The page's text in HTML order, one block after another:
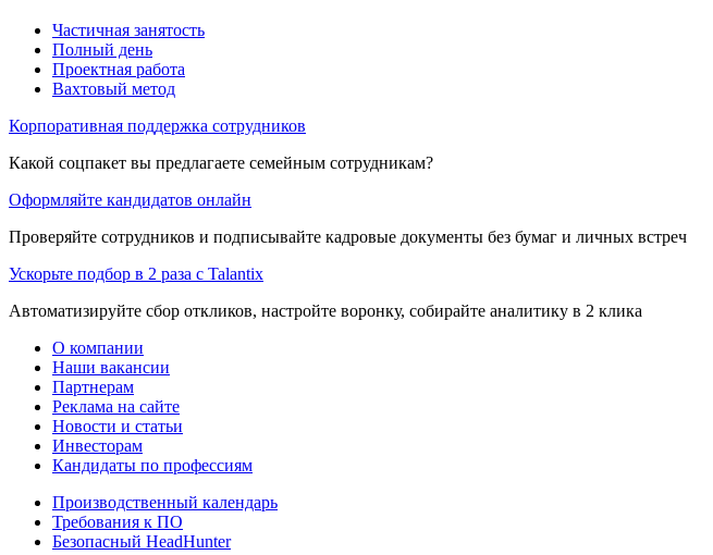
Частичная занятость
Полный день
Проектная работа
Вахтовый метод
Корпоративная поддержка сотрудников
Какой соцпакет вы предлагаете семейным сотрудникам?
Оформляйте кандидатов онлайн
Проверяйте сотрудников и подписывайте кадровые документы без бумаг и личных встреч
Ускорьте подбор в 2 раза с Talantix
Автоматизируйте сбор откликов, настройте воронку, собирайте аналитику в 2 клика
О компании
Наши вакансии
Партнерам
Реклама на сайте
Новости и статьи
Инвесторам
Кандидаты по профессиям
Производственный календарь
Требования к ПО
Безопасный HeadHunter